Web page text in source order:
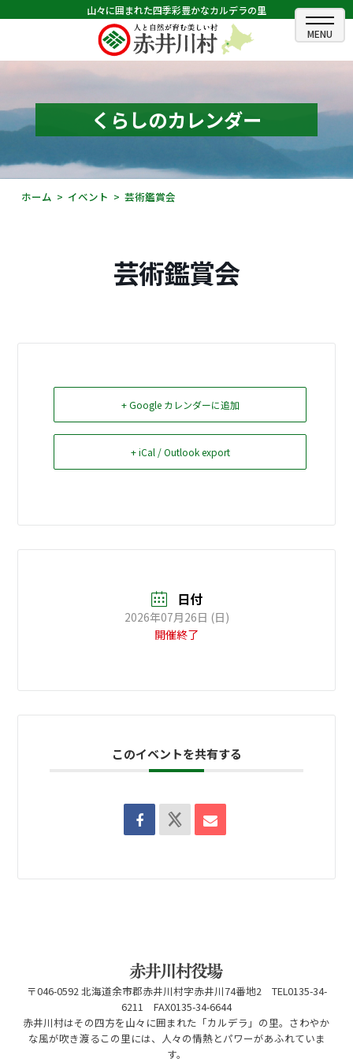
山々に囲まれた四季彩豊かなカルデラの里
ホーム
むらのできごと
むらのプロフィール
くらしの情報
観光・イベント情報
Select Language▼
くらしのカレンダー
ホーム イベント 芸術鑑賞会
芸術鑑賞会
+ Google カレンダーに追加
+ iCal / Outlook export
日付
2026年07月26日 (日)
開催終了
このイベントを共有する
〒046-0592 北海道余市郡赤井川村字赤井川74番地2 TEL0135-34-
6211 FAX0135-34-6644
赤井川村はその四方を山々に囲まれた「カルデラ」の里。さわやか
な風が吹き渡るこの里には、人々の情熱とパワーがあふれていま
す。